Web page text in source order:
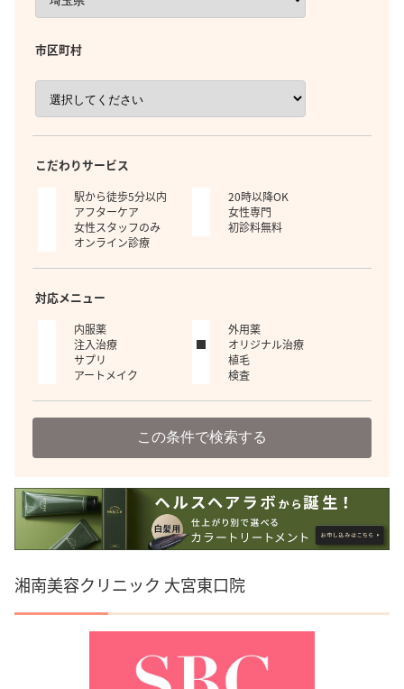
市区町村
こだわりサービス
駅から徒歩5分以内
20時以降OK
アフターケア
女性専門
女性スタッフのみ
初診料無料
オンライン診療
対応メニュー
内服薬
外用薬
注入治療
オリジナル治療
サプリ
植毛
アートメイク
検査
この条件で検索する
湘南美容クリニック 大宮東口院